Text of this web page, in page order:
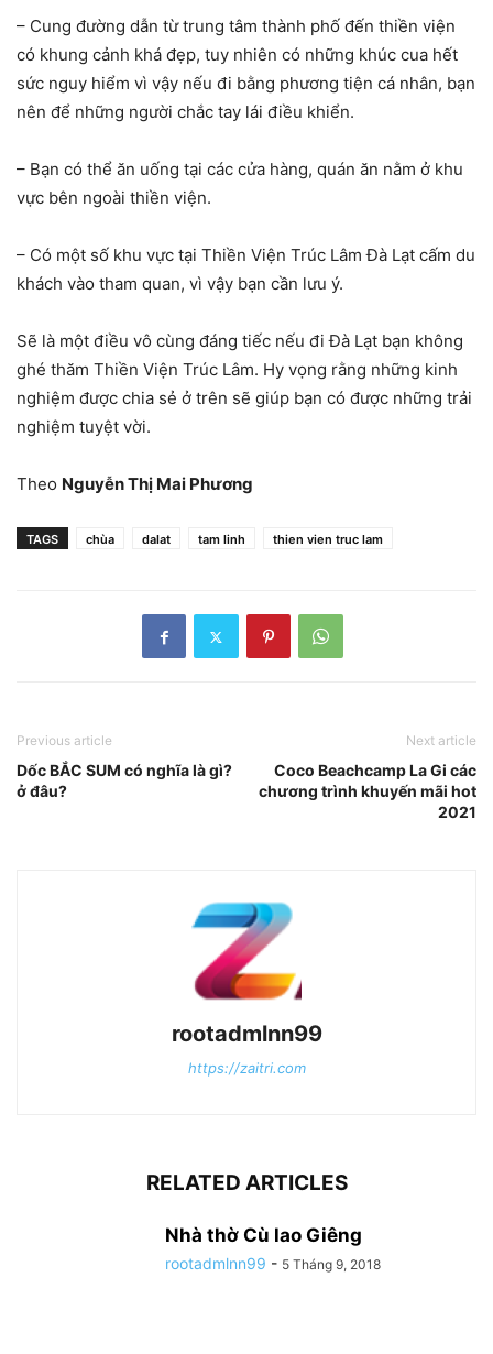
– Cung đường dẫn từ trung tâm thành phố đến thiền viện
có khung cảnh khá đẹp, tuy nhiên có những khúc cua hết
sức nguy hiểm vì vậy nếu đi bằng phương tiện cá nhân, bạn
nên để những người chắc tay lái điều khiển.
– Bạn có thể ăn uống tại các cửa hàng, quán ăn nằm ở khu
vực bên ngoài thiền viện.
– Có một số khu vực tại Thiền Viện Trúc Lâm Đà Lạt cấm du
khách vào tham quan, vì vậy bạn cần lưu ý.
Sẽ là một điều vô cùng đáng tiếc nếu đi Đà Lạt bạn không
ghé thăm Thiền Viện Trúc Lâm. Hy vọng rằng những kinh
nghiệm được chia sẻ ở trên sẽ giúp bạn có được những trải
nghiệm tuyệt vời.
Theo Nguyễn Thị Mai Phương
TAGS chùa dalat tam linh thien vien truc lam
Previous article
Dốc BẮC SUM có nghĩa là gì?
ở đâu?
Next article
Coco Beachcamp La Gi các
chương trình khuyến mãi hot
2021
rootadmlnn99
https://zaitri.com
RELATED ARTICLES
Nhà thờ Cù lao Giêng
rootadmlnn99 - 5 Tháng 9, 2018